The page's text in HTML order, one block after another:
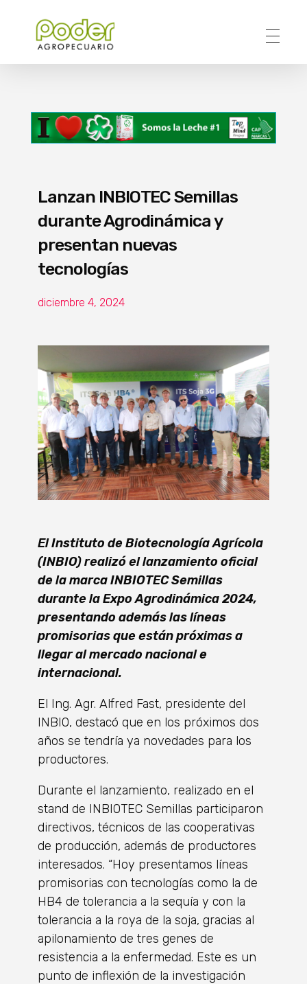
Lanzan INBIOTEC Semillas
durante Agrodinámica y
presentan nuevas
tecnologías
diciembre 4, 2024
El Instituto de Biotecnología Agrícola
(INBIO) realizó el lanzamiento oficial
de la marca INBIOTEC Semillas
durante la Expo Agrodinámica 2024,
presentando además las líneas
promisorias que están próximas a
llegar al mercado nacional e
internacional.
El Ing. Agr. Alfred Fast, presidente del
INBIO, destacó que en los próximos dos
años se tendría ya novedades para los
productores.
Durante el lanzamiento, realizado en el
stand de INBIOTEC Semillas participaron
directivos, técnicos de las cooperativas
de producción, además de productores
interesados. “Hoy presentamos líneas
promisorias con tecnologías como la de
HB4 de tolerancia a la sequía y con la
tolerancia a la roya de la soja, gracias al
apilonamiento de tres genes de
resistencia a la enfermedad. Este es un
punto de inflexión de la investigación